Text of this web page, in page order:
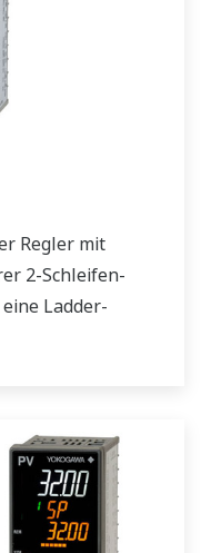
Regler mit
2-Schleifen-
Ladder-